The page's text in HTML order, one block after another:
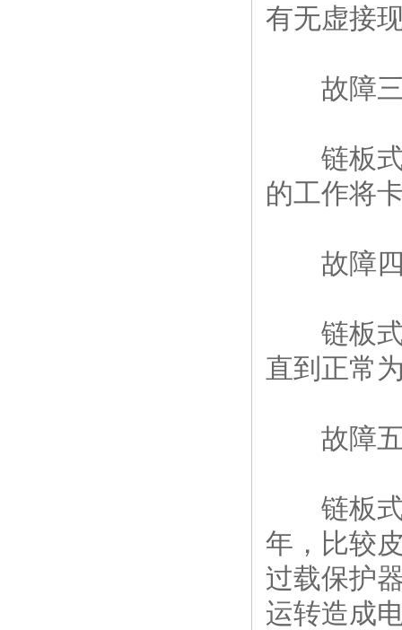
有无虚接
故障三
链板式
的工作将
故障四
链板式
直到正常
故障五
链板式
年，比较
过载保护
运转造成